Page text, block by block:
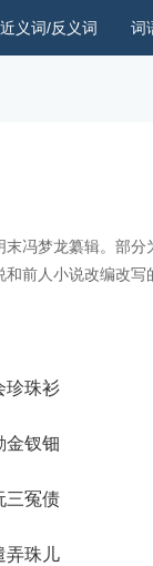
词
近义词/反义词
冯梦龙纂辑。部分
前人小说改编改写
珍珠衫
金钗钿
三冤债
弄珠儿